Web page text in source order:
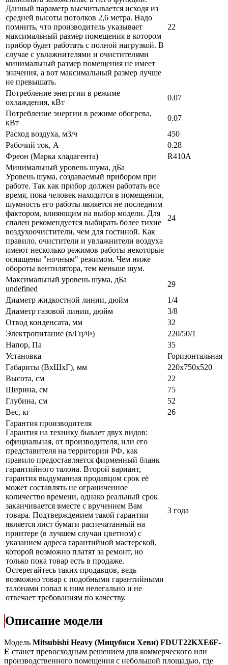
Данный параметр высчитывается исходя из
средней высоты потолков 2,6 метра. Надо
помнить, что производитель указывает
максимальный размер помещения в котором
прибор будет работать с полной нагрузкой. В
случае с увлажнителями и очистителями
минимальный размер помещения не имеет
значения, а вот максимальный размер лучше
не превышать.
22
Потребление энегргии в режиме
охлаждения, кВт
0.07
Потребление энергии в режиме обогрева,
кВт
0.07
Расход воздуха, м3/ч
450
Рабочий ток, А
0.28
Фреон (Марка хладагента)
R410A
Минимальный уровень шума, дБа
Уровень шума, создаваемый прибором при
работе. Так как прибор должен работать все
время, пока человек находится в помещении,
шумность его работы является не последним
фактором, влияющим на выбор модели. Для
спален рекомендуется выбирать более тихие
воздухоочистители, чем для гостиной. Как
правило, очистители и увлажнители воздуха
имеют несколько режимов работы некоторые
оснащены "ночным" режимом. Чем ниже
обороты вентилятора, тем меньше шум.
24
Максимальный уровень шума, дБа
undefined
29
Диаметр жидкостной линии, дюйм
1/4
Диаметр газовой линии, дюйм
3/8
Отвод конденсата, мм
32
Электропитание (в/Гц/Ф)
220/50/1
Напор, Па
35
Установка
Горизонтальная
Габариты (ВxШxГ), мм
220х750х520
Высота, см
22
Ширина, см
75
Глубина, см
52
Вес, кг
26
Гарантия производителя
Гарантия на технику бывает двух видов:
официальная, от производителя, или его
представителя на территории РФ, как
правило предоставляется фирменный бланк
гарантийного талона. Второй вариант,
гарантия выдуманная продавцом срок её
может составлять не ограниченное
количество времени, однако реальный срок
заканчивается вместе с вручением Вам
товара. Подтверждением такой гарантии
является лист бумаги распечатанный на
принтере (в лучшем случаи цветном) с
указанием адреса гарантийной мастерской,
которой возможно платят за ремонт, но
только пока товар есть в продаже.
Остерегайтесь таких продавцов, ведь
возможно товар с подобными гарантийными
талонами попал к ним нелегально и не
отвечает требованиям по качеству.
3 года
Описание модели
Модель Mitsubishi Heavy (Мицубиси Хеви) FDUT22KXE6F-
E станет превосходным решением для коммерческого или
производственного помещения с небольшой площадью, где